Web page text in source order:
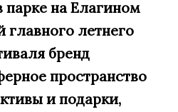
парке на Елагином
главного летнего
бренд
пространство
и подарки,